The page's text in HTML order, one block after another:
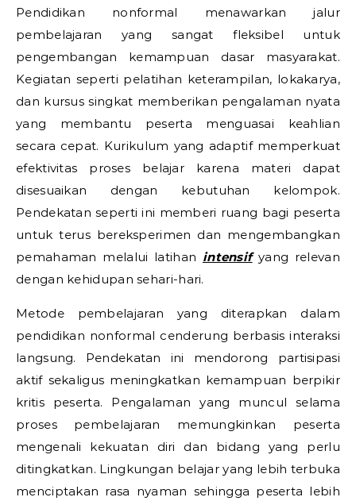
Pendidikan nonformal menawarkan jalur
pembelajaran yang sangat fleksibel untuk
pengembangan kemampuan dasar masyarakat.
Kegiatan seperti pelatihan keterampilan, lokakarya,
dan kursus singkat memberikan pengalaman nyata
yang membantu peserta menguasai keahlian
secara cepat. Kurikulum yang adaptif memperkuat
efektivitas proses belajar karena materi dapat
disesuaikan dengan kebutuhan kelompok.
Pendekatan seperti ini memberi ruang bagi peserta
untuk terus bereksperimen dan mengembangkan
pemahaman melalui latihan intensifyang relevan
dengan kehidupan sehari-hari.
Metode pembelajaran yang diterapkan dalam
pendidikan nonformal cenderung berbasis interaksi
langsung. Pendekatan ini mendorong partisipasi
aktif sekaligus meningkatkan kemampuan berpikir
kritis peserta. Pengalaman yang muncul selama
proses pembelajaran memungkinkan peserta
mengenali kekuatan diri dan bidang yang perlu
ditingkatkan. Lingkungan belajar yang lebih terbuka
menciptakan rasa nyaman sehingga peserta lebih